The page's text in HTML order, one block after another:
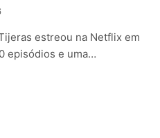
estreou na Netflix em
episódios e uma…